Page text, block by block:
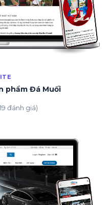
phẩm Đá Muối
đánh giá)